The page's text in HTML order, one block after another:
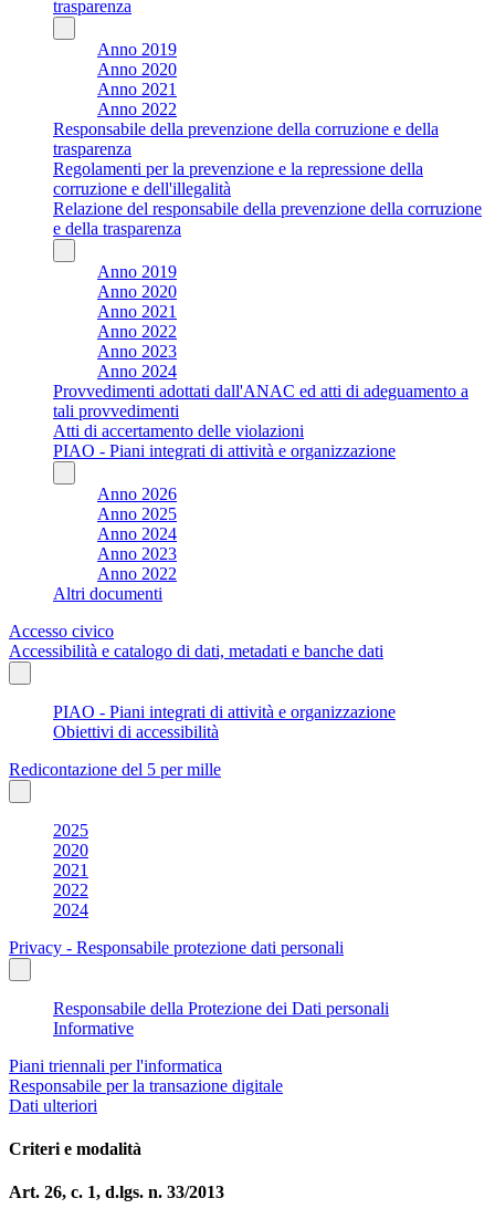
trasparenza
Anno 2019
Anno 2020
Anno 2021
Anno 2022
Responsabile della prevenzione della corruzione e della
trasparenza
Regolamenti per la prevenzione e la repressione della
corruzione e dell'illegalità
Relazione del responsabile della prevenzione della corruzione
e della trasparenza
Anno 2019
Anno 2020
Anno 2021
Anno 2022
Anno 2023
Anno 2024
Provvedimenti adottati dall'ANAC ed atti di adeguamento a
tali provvedimenti
Atti di accertamento delle violazioni
PIAO - Piani integrati di attività e organizzazione
Anno 2026
Anno 2025
Anno 2024
Anno 2023
Anno 2022
Altri documenti
Accesso civico
Accessibilità e catalogo di dati, metadati e banche dati
PIAO - Piani integrati di attività e organizzazione
Obiettivi di accessibilità
Redicontazione del 5 per mille
2025
2020
2021
2022
2024
Privacy - Responsabile protezione dati personali
Responsabile della Protezione dei Dati personali
Informative
Piani triennali per l'informatica
Responsabile per la transazione digitale
Dati ulteriori
Criteri e modalità
Art. 26, c. 1, d.lgs. n. 33/2013